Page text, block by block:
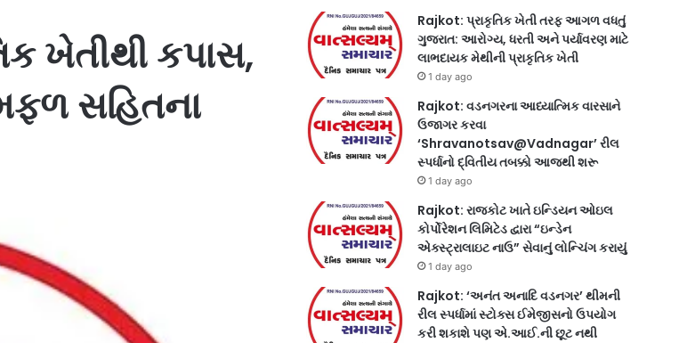
ખેતીથી કપાસ,
સહિતના
Rajkot: પ્રાકૃતિક ખેતી તરફ આગળ વધતું
ગુજરાત: આરોગ્ય, ધરતી અને પર્યાવરણ માટે
લાભદાયક મેથીની પ્રાકૃતિક ખેતી
1 day ago
Rajkot: વડનગરના આધ્યાત્મિક વારસાને
ઉજાગર કરવા
‘Shravanotsav@Vadnagar’ રીલ
સ્પર્ધાનો દ્વિતીય તબક્કો આજથી શરૂ
1 day ago
Rajkot: રાજકોટ ખાતે ઇન્ડિયન ઓઇલ
કોર્પોરેશન લિમિટેડ દ્વારા “ઇન્ડેન
એક્સ્ટ્રાલાઇટ નાઉ” સેવાનું લોન્ચિંગ કરાયું
1 day ago
Rajkot: ‘અનંત અનાદિ વડનગર’ થીમની
રીલ સ્પર્ધામાં સ્ટોક્સ ઈમેજીસનો ઉપયોગ
કરી શકાશે પણ એ.આઈ.ની છૂટ નથી